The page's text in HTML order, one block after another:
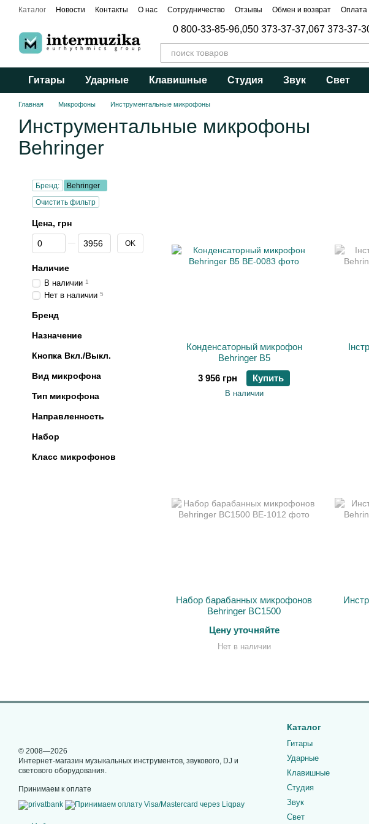
Перейти к основному контенту
Каталог Новости Контакты О нас Сотрудничество Отзывы Обмен и возврат Оплата
0 800-33-85-96,050 373-37-37,067 373-37-
Гитары Ударные Клавишные Студия Звук Свет
Главная Микрофоны Инструментальные микрофоны
Инструментальные микрофоны
Behringer
Конденсаторный микрофон
Behringer B5
3 956 грн
Купить
В наличии
Набор барабанных микрофонов
Behringer BC1500
Цену уточняйте
Нет в наличии
Бренд:
Behringer
Очистить фильтр
Цена, грн
От Цена, грн
До Цена, грн OK
Наличие
В наличии 1
Нет в наличии 5
Бренд
Назначение
Кнопка Вкл./Выкл.
Вид микрофона
Тип микрофона
Направленность
Набор
Класс микрофонов
© 2008—2026
Интернет-магазин музыкальных инструментов, звукового, DJ и
светового оборудования.
Принимаем к оплате
Каталог
Гитары
Ударные
Клавишные
Студия
Звук
Свет